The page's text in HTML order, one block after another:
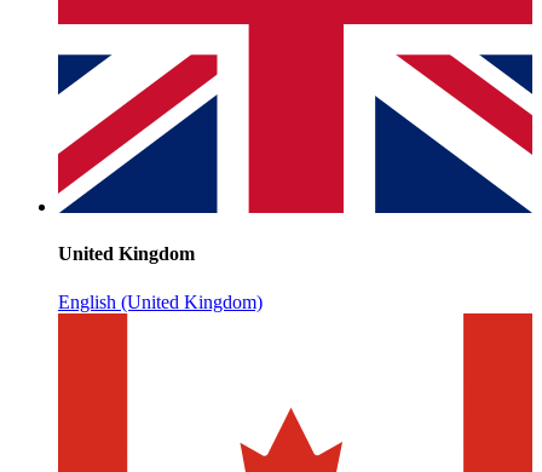
United Kingdom
English (United Kingdom)